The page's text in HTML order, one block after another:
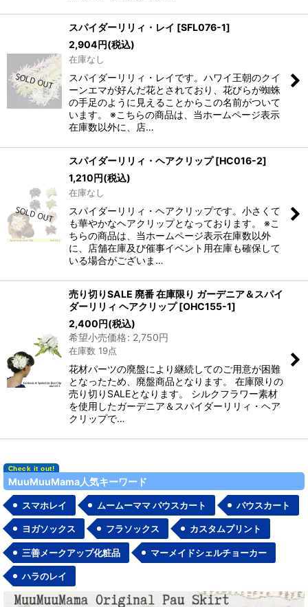
スパイダーリリィ・レイ [SFL076-1]
2,904円(税込)
在庫なし
スパイダーリリィ・レイです。ハワイ王朝のクイ
ーンエマが好んだ花とされており、花びらが蜘蛛
の手足のように見えることからこの名前がついて
います。 ※こちらの商品は、当ホームページ表示
在庫数以外に、店…
スパイダーリリィ・ヘアクリップ [HC016-2]
1,210円(税込)
在庫なし
スパイダーリリィ・ヘアクリップです。小さくて
も華やかなヘアクリップとなっております。 ※こ
ちらの商品は、当ホームページ表示在庫数以外
に、店舗在庫及び催事イベント用在庫も確保して
いる場合がございま…
売り切りSALE 廃番 在庫限り ガーデニア＆スパイ
ダーリリィ ヘアクリップ [OHC155-1]
2,400円(税込)
希望小売価格: 2,750円
在庫数 19点
花材パーツの廃盤により継続してのご用意が困難
となったため、廃盤商品となります。 在庫限りの
売り切りSALEとなります。 シルクフラワー素材
を使用したガーデニア＆スパイダーリリィ・ヘア
クリップで…
MuuMuuMama人気キーワード
スマホレイ ムームーママ パウスカート パウスカート
ヨガソックス フラソックス カスタムプリント
三善メークアップ化粧品 マーメイドシェルチョーカー
ハラのレイ